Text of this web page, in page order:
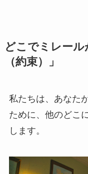
どこでミレー
（約束）」
私たちは、あなた
ために、他のどこ
します。